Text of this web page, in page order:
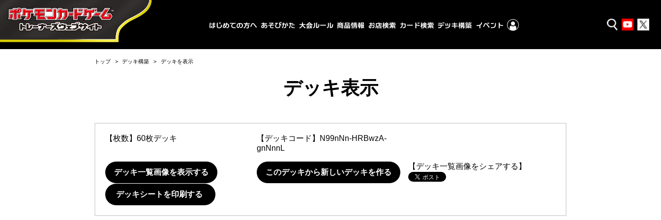
トップ デッキ構築 デッキを表示
デッキ表示
【枚数】60枚デッキ 【デッキコード】
N99nNn-HRBwzA-
gnNnnL
デッキ一覧画像を表示する このデッキから新しいデッキを作る
【デッキ一覧画像をシェアする】
デッキシートを印刷する